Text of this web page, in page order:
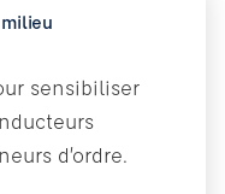
sensibiliser
d’ordre.